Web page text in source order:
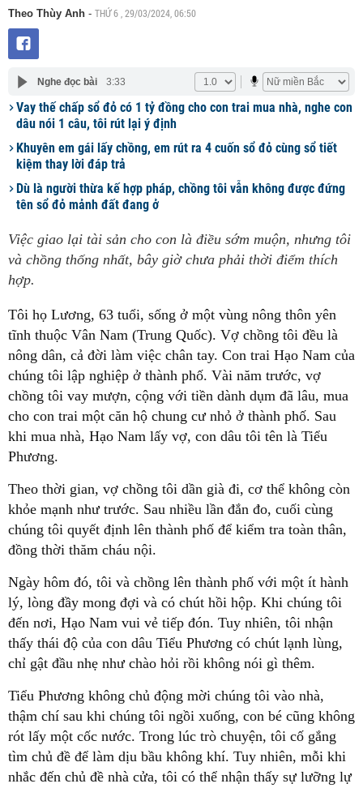
Theo Thùy Anh - THỨ 6 , 29/03/2024, 06:50
Nghe đọc bài 3:33
Vay thế chấp sổ đỏ có 1 tỷ đồng cho con trai mua nhà, nghe con
dâu nói 1 câu, tôi rút lại ý định
Khuyên em gái lấy chồng, em rút ra 4 cuốn sổ đỏ cùng sổ tiết
kiệm thay lời đáp trả
Dù là người thừa kế hợp pháp, chồng tôi vẫn không được đứng
tên sổ đỏ mảnh đất đang ở
Việc giao lại tài sản cho con là điều sớm muộn, nhưng tôi
và chồng thống nhất, bây giờ chưa phải thời điểm thích
hợp.
Tôi họ Lương, 63 tuổi, sống ở một vùng nông thôn yên
tĩnh thuộc Vân Nam (Trung Quốc). Vợ chồng tôi đều là
nông dân, cả đời làm việc chân tay. Con trai Hạo Nam của
chúng tôi lập nghiệp ở thành phố. Vài năm trước, vợ
chồng tôi vay mượn, cộng với tiền dành dụm đã lâu, mua
cho con trai một căn hộ chung cư nhỏ ở thành phố. Sau
khi mua nhà, Hạo Nam lấy vợ, con dâu tôi tên là Tiểu
Phương.
Theo thời gian, vợ chồng tôi dần già đi, cơ thể không còn
khỏe mạnh như trước. Sau nhiều lần đắn đo, cuối cùng
chúng tôi quyết định lên thành phố để kiểm tra toàn thân,
đồng thời thăm cháu nội.
Ngày hôm đó, tôi và chồng lên thành phố với một ít hành
lý, lòng đầy mong đợi và có chút hồi hộp. Khi chúng tôi
đến nơi, Hạo Nam vui vẻ tiếp đón. Tuy nhiên, tôi nhận
thấy thái độ của con dâu Tiểu Phương có chút lạnh lùng,
chỉ gật đầu nhẹ như chào hỏi rồi không nói gì thêm.
Tiểu Phương không chủ động mời chúng tôi vào nhà,
thậm chí sau khi chúng tôi ngồi xuống, con bé cũng không
rót lấy một cốc nước. Trong lúc trò chuyện, tôi cố gắng
tìm chủ đề để làm dịu bầu không khí. Tuy nhiên, mỗi khi
nhắc đến chủ đề nhà cửa, tôi có thể nhận thấy sự lưỡng lự